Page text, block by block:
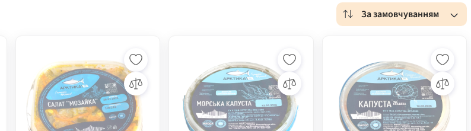
За замовчуванням